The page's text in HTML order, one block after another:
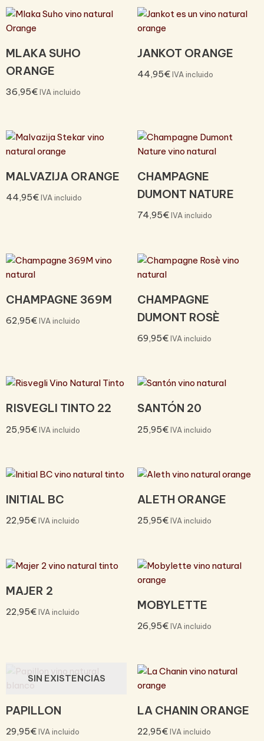
MLAKA SUHO
ORANGE
36,95€IVA incluido
JANKOT ORANGE
44,95€ IVA incluido
MALVAZIJA ORANGE
44,95€IVA incluido
CHAMPAGNE
DUMONT NATURE
74,95€ IVA incluido
CHAMPAGNE 369M
62,95€IVA incluido
CHAMPAGNE
DUMONT ROSÈ
69,95€ IVA incluido
RISVEGLI TINTO 22
25,95€IVA incluido
SANTÓN 20
25,95€ IVA incluido
INITIAL BC
22,95€IVA incluido
ALETH ORANGE
25,95€ IVA incluido
MAJER 2
22,95€IVA incluido
MOBYLETTE
26,95€ IVA incluido
SIN EXISTENCIAS
PAPILLON
29,95€IVA incluido
LA CHANIN ORANGE
22,95€ IVA incluido